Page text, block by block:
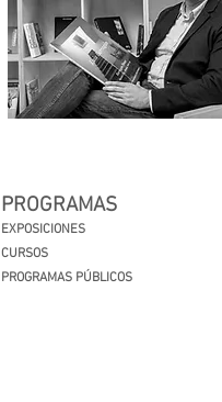
PROGRAMAS
EXPOSICIONES
CURSOS
PROGRAMAS PÚBLICOS